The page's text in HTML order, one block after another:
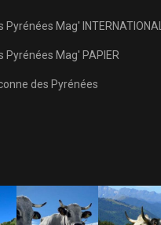
Pyrénées Mag' INTERNATIONAL
Pyrénées Mag' PAPIER
des Pyrénées